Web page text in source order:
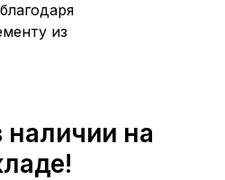
из
наличии на